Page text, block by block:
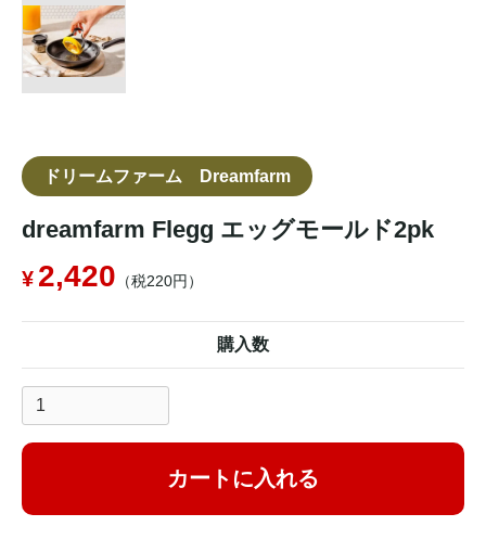
ドリームファーム Dreamfarm
dreamfarm Flegg エッグモールド2pk
2,420 （税220円）
購入数
カートに入れる